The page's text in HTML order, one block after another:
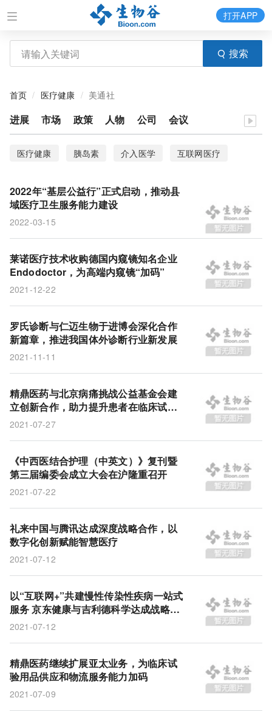
搜索
打开APP
首页 医疗健康 美通社
进展 市场 政策 人物 公司 会议
医疗健康 胰岛素 介入医学
互联网医疗
2022年“基层公益行”正式启动，推动县
域医疗卫生服务能力建设
2022-03-15
莱诺医疗技术收购德国内窥镜知名企业
Endodoctor，为高端内窥镜“加码”
2021-12-22
罗氏诊断与仁迈生物于进博会深化合作
新篇章，推进我国体外诊断行业新发展
2021-11-11
精鼎医药与北京病痛挑战公益基金会建
立创新合作，助力提升患者在临床试验
中的体验
2021-07-27
《中西医结合护理（中英文）》复刊暨
第三届编委会成立大会在沪隆重召开
2021-07-22
礼来中国与腾讯达成深度战略合作，以
数字化创新赋能智慧医疗
2021-07-12
以“互联网+”共建慢性传染性疾病一站式
服务 京东健康与吉利德科学达成战略合
作
2021-07-12
精鼎医药继续扩展亚太业务，为临床试
验用品供应和物流服务能力加码
2021-07-09